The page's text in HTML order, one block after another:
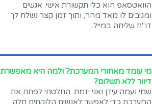
הוואטסאפ הוא כלי תקשורת אישי. אנשים
ומגיבים לו מאד מהר, ותוך זמן קצר נשלח לך
דו"ח שליחה במייל.
מי עומד מאחורי המערכת? ולמה היא מאפשרת
דיוור ללא תשלום?
שמי נעמה עידן ואני יזמת. החלטתי לפתח את
המערכת כדי לאפשר לאנשים הלוקחים חלק